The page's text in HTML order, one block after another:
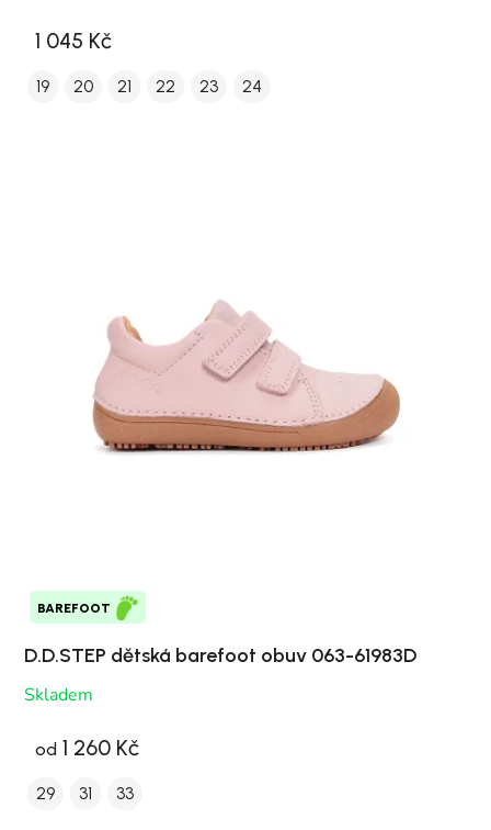
1 045 Kč
19 20 21 22 23 24
BAREFOOT
D.D.STEP dětská barefoot obuv 063-61983D
Skladem
od 1 260 Kč
29 31 33